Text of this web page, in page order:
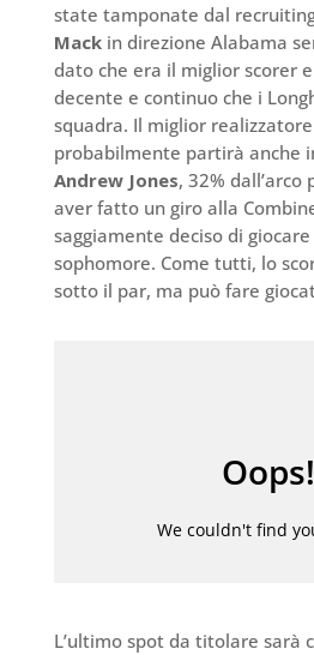
state tamponate dal
Mackin direzione Alabama
dato che era il miglior scorer
decente e continuo che i
squadra. Il miglior
probabilmente partirà anche
Andrew Jones, 32% dall’arco
aver fatto un giro alla
saggiamente deciso di
sophomore. Come tutti, lo
sotto il par, ma può fare
L’ultimo spot da titolare sarà